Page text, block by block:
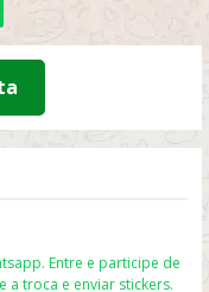
Entre e participe de
a troca e enviar stickers.